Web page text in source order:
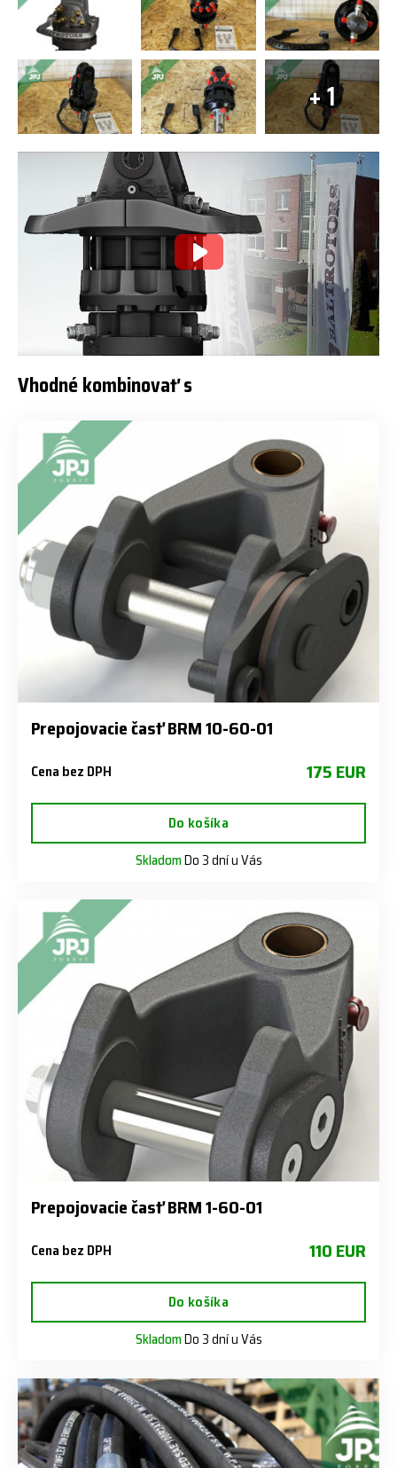
+ 1
Vhodné kombinovať s
Prepojovacie časť BRM 10-60-01
Cena bez DPH 175 EUR
Do košíka
SkladomDo 3 dní u Vás
Prepojovacie časť BRM 1-60-01
Cena bez DPH 110 EUR
Do košíka
SkladomDo 3 dní u Vás